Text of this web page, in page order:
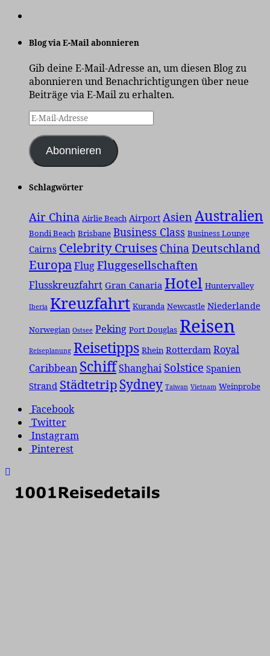
Blog via E-Mail abonnieren
Gib deine E-Mail-Adresse an, um diesen Blog zu
abonnieren und Benachrichtigungen über neue
Beiträge via E-Mail zu erhalten.
E-
Adresse
Abonnieren
Schlagwörter
Air China Airlie Beach Airport Asien Australien
Bondi Beach Brisbane Business Class Business Lounge
Cairns Celebrity Cruises China Deutschland
Europa FlugFluggesellschaften
Flusskreuzfahrt Gran Canaria Hotel Huntervalley
Iberia Kreuzfahrt Kuranda Newcastle Niederlande
Norwegian Ostsee Peking Port Douglas Reisen
Reiseplanung Reisetipps Rhein Rotterdam Royal
Caribbean SchiffShanghai Solstice Spanien
Strand StädtetripSydney Taiwan Vietnam Weinprobe
Facebook
Twitter
Instagram
Pinterest